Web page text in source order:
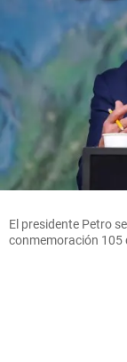
El presidente Petro
conmemoración 105